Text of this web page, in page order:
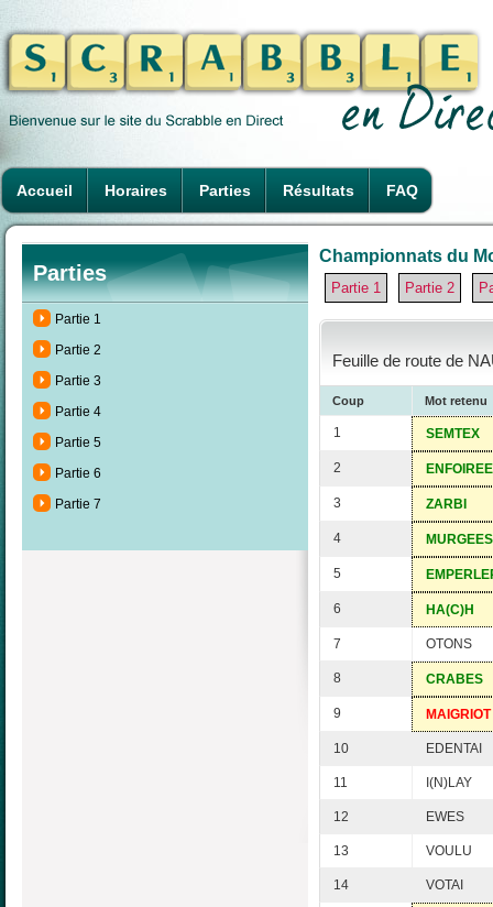
Accueil Horaires Parties Résultats FAQ
Parties
Partie 1
Partie 2
Partie 3
Partie 4
Partie 5
Partie 6
Partie 7
Championnats du
Partie 1 Partie 2
Feuille de route de
Coup Mot retenu
1 SEMTEX
2 ENFOIREE
3 ZARBI
4 MURGEES
5
6 HA(C)H
7 OTONS
8 CRABES
9 MAIGRIOT
10 EDENTAI
11 I(N)LAY
12 EWES
13 VOULU
14 VOTAI